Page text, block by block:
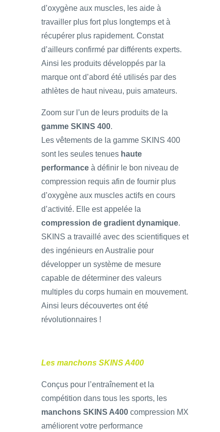
d’oxygène aux muscles, les aide à
travailler plus fort plus longtemps et à
récupérer plus rapidement. Constat
d’ailleurs confirmé par différents experts.
Ainsi les produits développés par la
marque ont d’abord été utilisés par des
athlètes de haut niveau, puis amateurs.
Zoom sur l’un de leurs produits de la
gamme SKINS 400.
Les vêtements de la gamme SKINS 400
sont les seules tenues haute
performance à définir le bon niveau de
compression requis afin de fournir plus
d’oxygène aux muscles actifs en cours
d’activité. Elle est appelée la
compression de gradient dynamique.
SKINS a travaillé avec des scientifiques et
des ingénieurs en Australie pour
développer un système de mesure
capable de déterminer des valeurs
multiples du corps humain en mouvement.
Ainsi leurs découvertes ont été
révolutionnaires !
Les manchons SKINS A400
Conçus pour l’entraînement et la
compétition dans tous les sports, les
manchons SKINS A400 compression MX
améliorent votre performance